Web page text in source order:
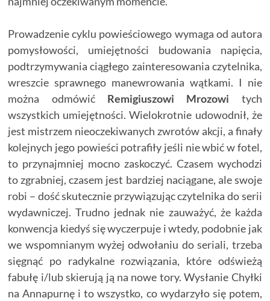
Prowadzenie cyklu powieściowego wymaga od autora
pomysłowości, umiejętności budowania napięcia,
podtrzymywania ciągłego zainteresowania czytelnika,
wreszcie sprawnego manewrowania wątkami. I nie
można odmówić Remigiuszowi Mrozowi tych
wszystkich umiejętności. Wielokrotnie udowodnił, że
jest mistrzem nieoczekiwanych zwrotów akcji, a finały
kolejnych jego powieści potrafiły jeśli nie wbić w fotel,
to przynajmniej mocno zaskoczyć. Czasem wychodzi
to zgrabniej, czasem jest bardziej naciągane, ale swoje
robi – dość skutecznie przywiązując czytelnika do serii
wydawniczej. Trudno jednak nie zauważyć, że każda
konwencja kiedyś się wyczerpuje i wtedy, podobnie jak
we wspomnianym wyżej odwołaniu do seriali, trzeba
sięgnąć po radykalne rozwiązania, które odświeżą
fabułę i/lub skierują ją na nowe tory. Wysłanie Chyłki
na Annapurnę i to wszystko, co wydarzyło się potem,